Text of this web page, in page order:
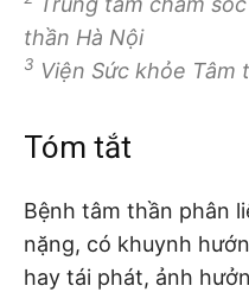
thần Hà Nội
3 Viện Sức khỏe Tâm
Tóm tắt
Bệnh tâm thần phân
nặng, có khuynh
hay tái phát, ảnh